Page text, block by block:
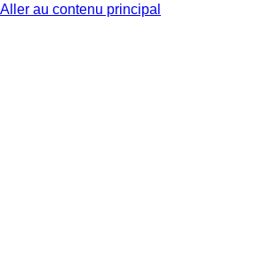
Aller au contenu principal